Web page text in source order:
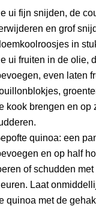
ui fijn snijden, de
en grof
in
ui fruiten in de olie,
even laten
kook brengen en op
quinoa: een
en op half
of schudden
Laat
quinoa met de